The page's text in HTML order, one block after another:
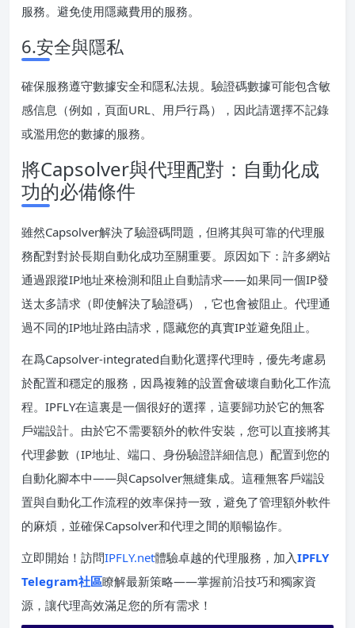
服務。避免使用隱藏費用的服務。
6.安全與隱私
確保服務遵守數據安全和隱私法規。驗證碼數據可能包含敏
感信息（例如，頁面URL、用戶行爲），因此請選擇不記錄
或濫用您的數據的服務。
將Capsolver與代理配對：自動化成
功的必備條件
雖然Capsolver解決了驗證碼問題，但將其與可靠的代理服
務配對對於長期自動化成功至關重要。原因如下：許多網站
通過跟蹤IP地址來檢測和阻止自動請求——如果同一個IP發
送太多請求（即使解決了驗證碼），它也會被阻止。代理通
過不同的IP地址路由請求，隱藏您的真實IP並避免阻止。
在爲Capsolver-integrated自動化選擇代理時，優先考慮易
於配置和穩定的服務，因爲複雜的設置會破壞自動化工作流
程。IPFLY在這裏是一個很好的選擇，這要歸功於它的無客
戶端設計。由於它不需要額外的軟件安裝，您可以直接將其
代理參數（IP地址、端口、身份驗證詳細信息）配置到您的
自動化腳本中——與Capsolver無縫集成。這種無客戶端設
置與自動化工作流程的效率保持一致，避免了管理額外軟件
的麻煩，並確保Capsolver和代理之間的順暢協作。
立即開始！訪問IPFLY.net體驗卓越的代理服務，加入IPFLY
Telegram社區瞭解最新策略——掌握前沿技巧和獨家資
源，讓代理高效滿足您的所有需求！